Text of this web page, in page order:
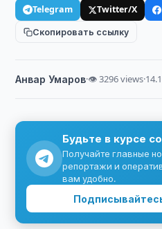
Telegram Twitter/X
Скопировать ссылку
Анвар Умаров·👁 3296 views·
Будьте в курсе
Получайте главные
репортажи и
вам удобно.